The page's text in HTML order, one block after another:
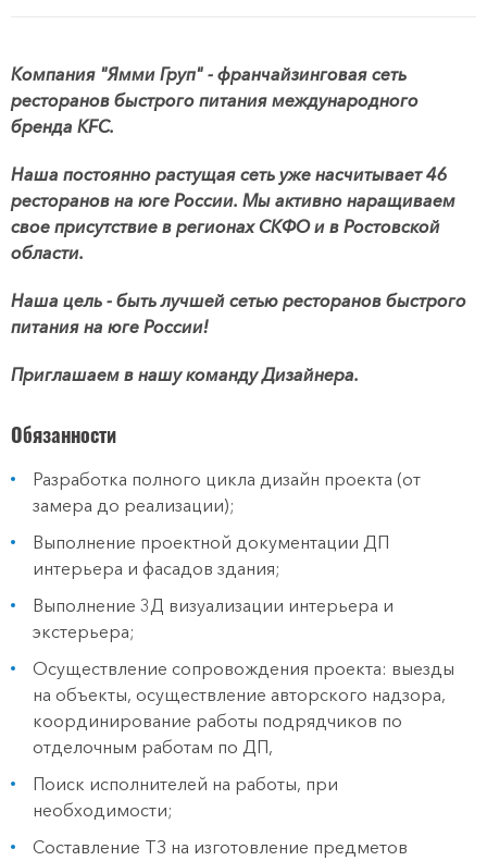
Компания "Ямми Груп" - франчайзинговая сеть
ресторанов быстрого питания международного
бренда KFC.
Наша постоянно растущая сеть уже насчитывает 46
ресторанов на юге России. Мы активно наращиваем
свое присутствие в регионах СКФО и в Ростовской
области.
Наша цель - быть лучшей сетью ресторанов быстрого
питания на юге России!
Приглашаем в нашу команду Дизайнера.
Обязанности
Разработка полного цикла дизайн проекта (от
замера до реализации);
Выполнение проектной документации ДП
интерьера и фасадов здания;
Выполнение 3Д визуализации интерьера и
экстерьера;
Осуществление сопровождения проекта: выезды
на объекты, осуществление авторского надзора,
координирование работы подрядчиков по
отделочным работам по ДП,
Поиск исполнителей на работы, при
необходимости;
Составление ТЗ на изготовление предметов